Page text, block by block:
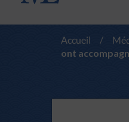
Accueil /
ont